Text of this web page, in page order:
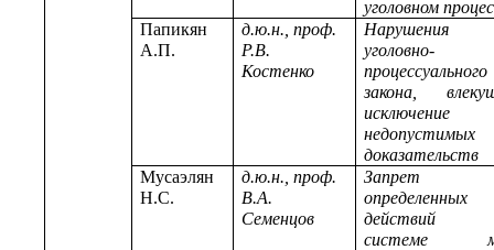
уголовном
Папикян
А.П.
д.ю.н., проф.
Р.В.
Костенко
Нарушения
уголовно-
процессуального
закона,
исключение
недопустимых
доказательств
Мусаэлян
Н.С.
д.ю.н., проф.
В.А.
Семенцов
Запрет
определенных
системе